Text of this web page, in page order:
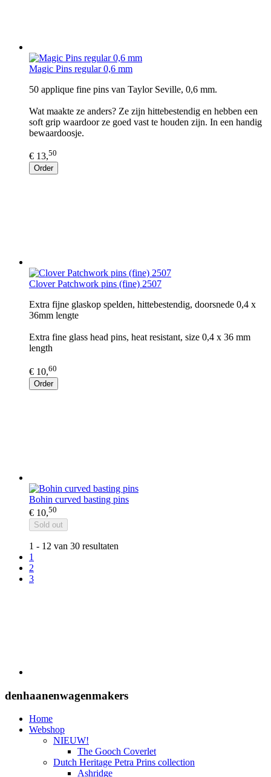
Magic Pins regular 0,6 mm
50 applique fine pins van Taylor Seville, 0,6 mm.
Wat maakte ze anders? Ze zijn hittebestendig en hebben een
soft grip waardoor ze goed vast te houden zijn. In een handig
bewaardoosje.
€ 13,50
Order
Clover Patchwork pins (fine) 2507
Extra fijne glaskop spelden, hittebestendig, doorsnede 0,4 x
36mm lengte
Extra fine glass head pins, heat resistant, size 0,4 x 36 mm
length
€ 10,60
Order
Bohin curved basting pins
€ 10,50
Sold out
1 - 12 van 30 resultaten
1
2
3
denhaanenwagenmakers
Home
Webshop
NIEUW!
The Gooch Coverlet
Dutch Heritage Petra Prins collection
Ashridge